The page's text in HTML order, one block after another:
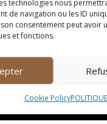
technologies nous
de navigation ou les ID
consentement peut avoir
et fonctions.
Cookie Policy
des tickets restaurant.
et
des campagnes de
spéciales ou des